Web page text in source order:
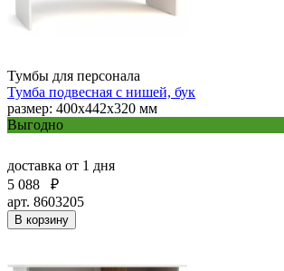
Тумбы для персонала
Тумба подвесная с нишей, бук
размер: 400x442x320 мм
Выгодно
доставка от 1 дня
5 088
₽
арт. 8603205
В корзину